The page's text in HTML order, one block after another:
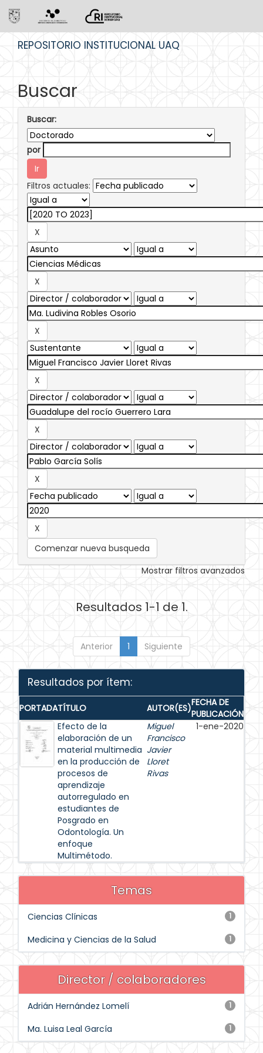
REPOSITORIO INSTITUCIONAL UAQ
Buscar
Buscar:
por
Filtros actuales:
Comenzar nueva busqueda
Mostrar filtros avanzados
Resultados 1-1 de 1.
Anterior 1 Siguiente
Resultados por ítem:
PORTADATÍTULO AUTOR(ES)FECHA DE
PUBLICACIÓN
Efecto de la
elaboración de un
material multimedia
en la producción de
procesos de
aprendizaje
autorregulado en
estudiantes de
Posgrado en
Odontología. Un
enfoque
Multimétodo.
Miguel
Francisco
Javier
Lloret
Rivas
1-ene-2020
Temas
1
Ciencias Clínicas
1
Medicina y Ciencias de la Salud
Director / colaboradores
1
Adrián Hernández Lomelí
1
Ma. Luisa Leal García